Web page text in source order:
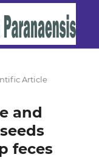
Article
and
feces